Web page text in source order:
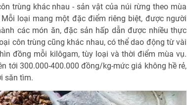
trùng khác nhau - sản vật của núi rừng theo mùa
loại mang một đặc điểm riêng biệt, được người
các món ăn, đặc sản hấp dẫn được nhiều thực
côn trùng cũng khác nhau, có thể dao động từ vài
đồng mỗi kilôgam, tùy loại và thời điểm mùa vụ.
tới 300.000-400.000 đồng/kg-mức giá không hề rẻ,
săn tìm.